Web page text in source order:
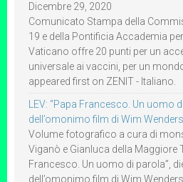
Dicembre 29, 2020
Comunicato Stampa della
19 e della Pontificia Accademia per
Vaticano offre 20 punti per un
universale ai vaccini, per un
appeared first on ZENIT - Italiano.
LEV: “Papa Francesco. Un uomo
dell’omonimo film di Wim Wenders
Volume fotografico a cura di
Viganò e Gianluca della Maggiore
Francesco. Un uomo di parola”,
dell’omonimo film di Wim